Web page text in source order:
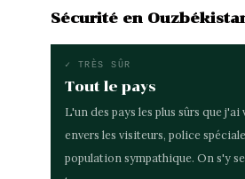
Sécurité en
✓ TRÈS SÛR
Tout le pays
L'un des pays les plus sûrs que
envers les visiteurs, police
population sympathique. On s'y